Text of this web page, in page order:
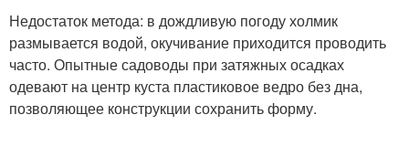
Недостаток метода: в дождливую погоду холмик
размывается водой, окучивание приходится проводить
часто. Опытные садоводы при затяжных осадках
одевают на центр куста пластиковое ведро без дна,
позволяющее конструкции сохранить форму.